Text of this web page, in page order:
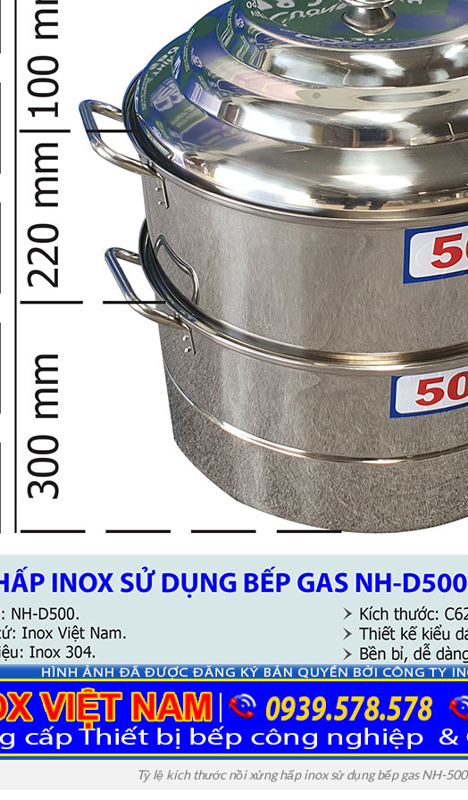
Tỷ lệ kích thước nồi xửng hấp inox sử dụng bếp gas NH-500